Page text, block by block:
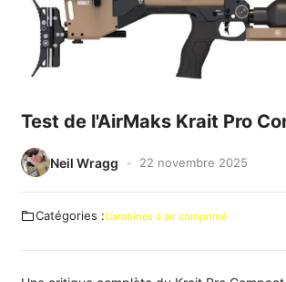
Test de l'AirMaks Krait Pro
Neil Wragg 22 novembre 2025
Catégories :Carabines à air comprimé